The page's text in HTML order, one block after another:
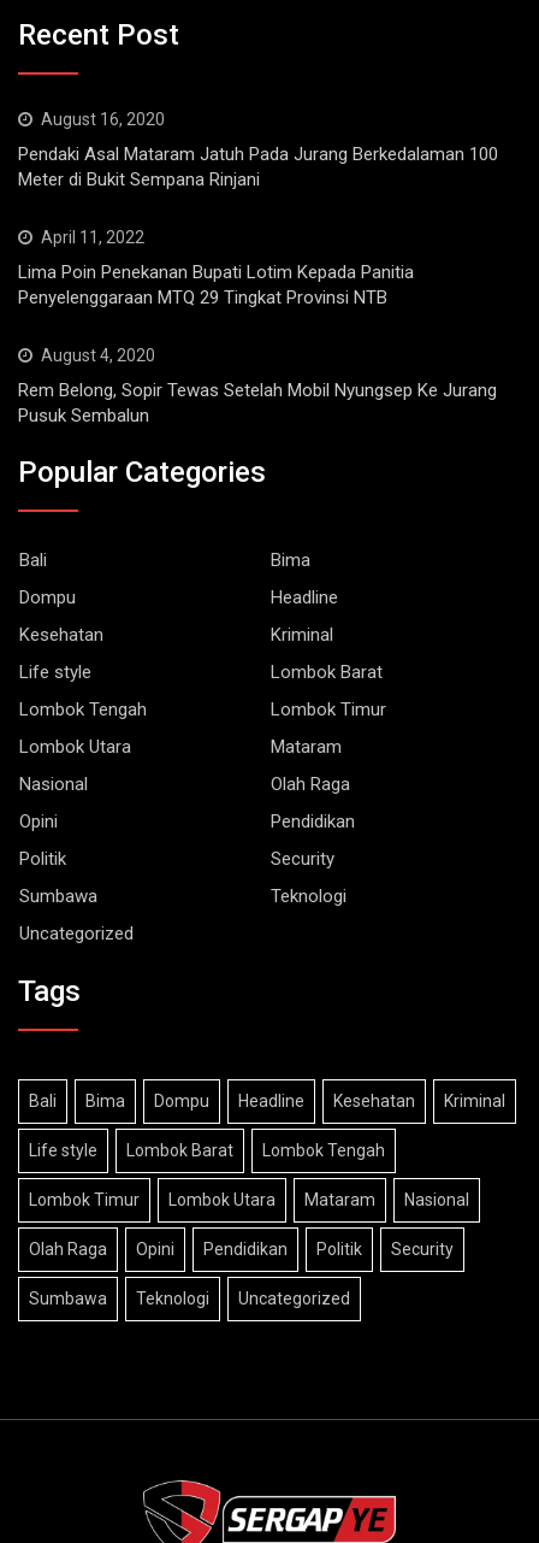
Recent Post
August 16, 2020
Pendaki Asal Mataram Jatuh Pada Jurang Berkedalaman 100
Meter di Bukit Sempana Rinjani
April 11, 2022
Lima Poin Penekanan Bupati Lotim Kepada Panitia
Penyelenggaraan MTQ 29 Tingkat Provinsi NTB
August 4, 2020
Rem Belong, Sopir Tewas Setelah Mobil Nyungsep Ke Jurang
Pusuk Sembalun
Popular Categories
Bali
Bima
Dompu
Headline
Kesehatan
Kriminal
Life style
Lombok Barat
Lombok Tengah
Lombok Timur
Lombok Utara
Mataram
Nasional
Olah Raga
Opini
Pendidikan
Politik
Security
Sumbawa
Teknologi
Uncategorized
Tags
Bali Bima Dompu Headline Kesehatan Kriminal
Life style Lombok Barat Lombok Tengah
Lombok Timur Lombok Utara Mataram Nasional
Olah Raga Opini Pendidikan Politik Security
Sumbawa Teknologi Uncategorized